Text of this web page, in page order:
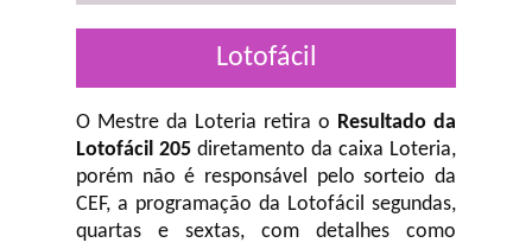
Lotofácil
O Mestre da Loteria retira o Resultado da
Lotofácil 205 diretamento da caixa Loteria,
porém não é responsável pelo sorteio da
CEF, a programação da Lotofácil segundas,
quartas e sextas, com detalhes como